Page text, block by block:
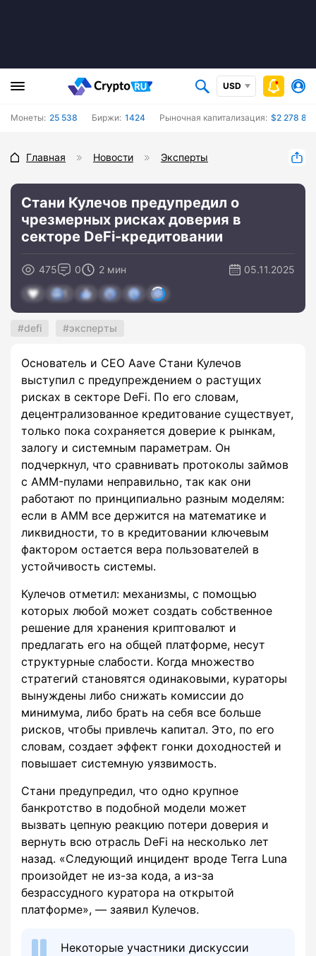
USD
Монеты: 25 538 Биржи: 1424 Рыночная капитализация: $2 278
Главная Новости Эксперты
Стани Кулечов предупредил о
чрезмерных рисках доверия в
секторе DeFi-кредитовании
475 0 2 мин
05.11.2025
1
defi эксперты
Основатель и CEO Aave Стани Кулечов
выступил с предупреждением о растущих
рисках в секторе DeFi. По его словам,
децентрализованное кредитование существует,
только пока сохраняется доверие к рынкам,
залогу и системным параметрам. Он
подчеркнул, что сравнивать протоколы займов
с AMM-пулами неправильно, так как они
работают по принципиально разным моделям:
если в AMM все держится на математике и
ликвидности, то в кредитовании ключевым
фактором остается вера пользователей в
устойчивость системы.
Кулечов отметил: механизмы, с помощью
которых любой может создать собственное
решение для хранения криптовалют и
предлагать его на общей платформе, несут
структурные слабости. Когда множество
стратегий становятся одинаковыми, кураторы
вынуждены либо снижать комиссии до
минимума, либо брать на себя все больше
рисков, чтобы привлечь капитал. Это, по его
словам, создает эффект гонки доходностей и
повышает системную уязвимость.
Стани предупредил, что одно крупное
банкротство в подобной модели может
вызвать цепную реакцию потери доверия и
вернуть всю отрасль DeFi на несколько лет
назад. «Следующий инцидент вроде Terra Luna
произойдет не из-за кода, а из-за
безрассудного куратора на открытой
платформе», — заявил Кулечов.
Некоторые участники дискуссии